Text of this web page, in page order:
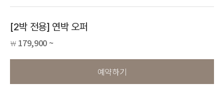
[2박 전용] 연박 오퍼
￦ 179,900 ~
예약하기